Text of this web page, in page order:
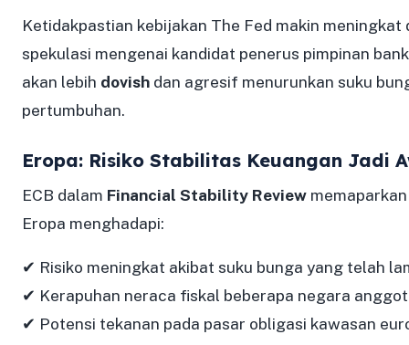
Ketidakpastian kebijakan The Fed makin meningkat
spekulasi mengenai kandidat penerus pimpinan
akan lebih dovish dan agresif menurunkan suku
pertumbuhan.
Eropa: Risiko Stabilitas Keuangan Jadi
ECB dalam Financial Stability Review
Eropa menghadapi:
✔ Risiko meningkat akibat suku bunga yang telah
✔ Kerapuhan neraca fiskal beberapa negara
✔ Potensi tekanan pada pasar obligasi kawasan